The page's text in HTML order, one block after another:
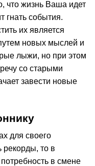
что жизнь Ваша идет
гнать события.
их является
новых мыслей и
лыжи, но при этом
со старыми
завести новые
для своего
рекорды, то в
в смене